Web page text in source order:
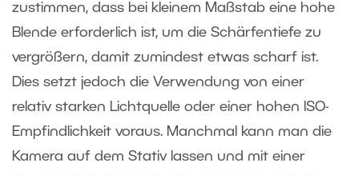
zustimmen, dass bei kleinem Maßstab eine hohe
Blende erforderlich ist, um die Schärfentiefe zu
vergrößern, damit zumindest etwas scharf ist.
Dies setzt jedoch die Verwendung von einer
relativ starken Lichtquelle oder einer hohen ISO-
Empfindlichkeit voraus. Manchmal kann man die
Kamera auf dem Stativ lassen und mit einer